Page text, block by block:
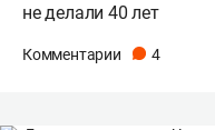
не делали 40 лет
Комментарии 4